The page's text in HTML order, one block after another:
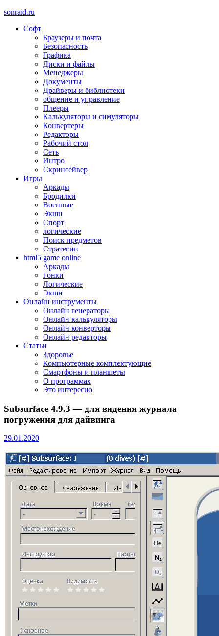
sonraid.ru
Скачивай программы, мини игры
Софт
Браузеры и почта
Безопасность
Графика
Диски и файлы
Менеджеры
Документы
Драйверы и библиотеки
общение и управление
Плееры
Калькуляторы и симуляторы
Конвертеры
Редакторы
Рабочий стол
Сеть
Интро
Скринсейвер
Игры
Аркады
Бродилки
Военные
Экшн
Спорт
логические
Поиск предметов
Стратегии
html5 game online
Аркады
Гонки
Логические
Экшн
Онлайн инструменты
Онлайн генераторы
Онлайн калькуляторы
Онлайн конверторы
Онлайн редакторы
Статьи
Здоровье
Компьютерные комплектующие
Смартфоны и планшеты
О программах
Это интересно
Subsurface 4.9.3 — для видения журнала
погружения для дайвинга
29.01.2020